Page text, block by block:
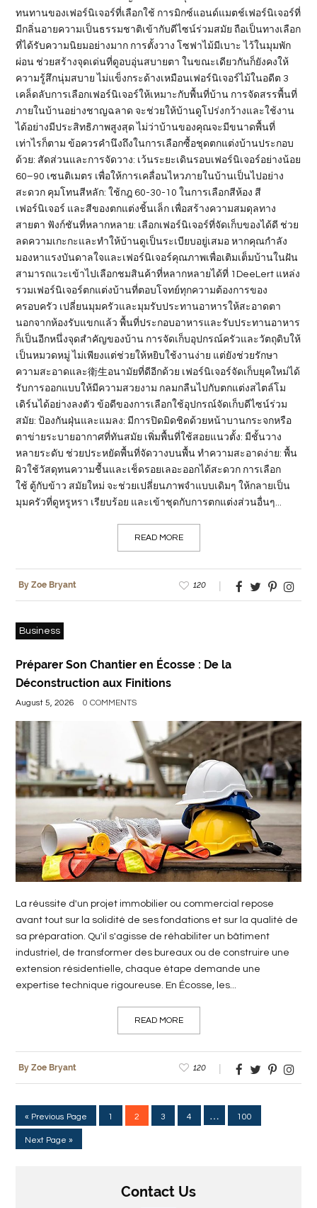
ทนทานของเฟอร์นิเจอร์ที่เลือกใช้ การมิกซ์แอนด์แมตช์เฟอร์นิเจอร์ที่
มีกลิ่นอายความเป็นธรรมชาติเข้ากับดีไซน์ร่วมสมัย ถือเป็นทางเลือก
ที่ได้รับความนิยมอย่างมาก การตั้งวาง โซฟาไม้มีเบาะ ไว้ในมุมพัก
ผ่อน ช่วยสร้างจุดเด่นที่ดูอบอุ่นสบายตา ในขณะเดียวกันก็ยังคงให้
ความรู้สึกนุ่มสบาย ไม่แข็งกระด้างเหมือนเฟอร์นิเจอร์ไม้ในอดีต 3
เคล็ดลับการเลือกเฟอร์นิเจอร์ให้เหมาะกับพื้นที่บ้าน การจัดสรรพื้นที่
ภายในบ้านอย่างชาญฉลาด จะช่วยให้บ้านดูโปร่งกว้างและใช้งาน
ได้อย่างมีประสิทธิภาพสูงสุด ไม่ว่าบ้านของคุณจะมีขนาดพื้นที่
เท่าไรก็ตาม ข้อควรคำนึงถึงในการเลือกซื้อชุดตกแต่งบ้านประกอบ
ด้วย: สัดส่วนและการจัดวาง: เว้นระยะเดินรอบเฟอร์นิเจอร์อย่างน้อย
60–90 เซนติเมตร เพื่อให้การเคลื่อนไหวภายในบ้านเป็นไปอย่าง
สะดวก คุมโทนสีหลัก: ใช้กฎ 60-30-10 ในการเลือกสีห้อง สี
เฟอร์นิเจอร์ และสีของตกแต่งชิ้นเล็ก เพื่อสร้างความสมดุลทาง
สายตา ฟังก์ชันที่หลากหลาย: เลือกเฟอร์นิเจอร์ที่จัดเก็บของได้ดี ช่วย
ลดความเกะกะและทำให้บ้านดูเป็นระเบียบอยู่เสมอ หากคุณกำลัง
มองหาแรงบันดาลใจและเฟอร์นิเจอร์คุณภาพเพื่อเติมเต็มบ้านในฝัน
สามารถแวะเข้าไปเลือกชมสินค้าที่หลากหลายได้ที่ 1DeeLert แหล่ง
รวมเฟอร์นิเจอร์ตกแต่งบ้านที่ตอบโจทย์ทุกความต้องการของ
ครอบครัว เปลี่ยนมุมครัวและมุมรับประทานอาหารให้สะอาดตา
นอกจากห้องรับแขกแล้ว พื้นที่ประกอบอาหารและรับประทานอาหาร
ก็เป็นอีกหนึ่งจุดสำคัญของบ้าน การจัดเก็บอุปกรณ์ครัวและวัตถุดิบให้
เป็นหมวดหมู่ ไม่เพียงแต่ช่วยให้หยิบใช้งานง่าย แต่ยังช่วยรักษา
ความสะอาดและ衛生อนามัยที่ดีอีกด้วย เฟอร์นิเจอร์จัดเก็บยุคใหม่ได้
รับการออกแบบให้มีความสวยงาม กลมกลืนไปกับตกแต่งสไตล์โม
เดิร์นได้อย่างลงตัว ข้อดีของการเลือกใช้อุปกรณ์จัดเก็บดีไซน์ร่วม
สมัย: ป้องกันฝุ่นและแมลง: มีการปิดมิดชิดด้วยหน้าบานกระจกหรือ
ตาข่ายระบายอากาศที่ทันสมัย เพิ่มพื้นที่ใช้สอยแนวตั้ง: มีชั้นวาง
หลายระดับ ช่วยประหยัดพื้นที่จัดวางบนพื้น ทำความสะอาดง่าย: พื้น
ผิวใช้วัสดุทนความชื้นและเช็ดรอยเลอะออกได้สะดวก การเลือก
ใช้ ตู้กับข้าว สมัยใหม่ จะช่วยเปลี่ยนภาพจำแบบเดิมๆ ให้กลายเป็น
มุมครัวที่ดูหรูหรา เรียบร้อย และเข้าชุดกับการตกแต่งส่วนอื่นๆ...
READ MORE
By Zoe Bryant 120
Business
Préparer Son Chantier en Écosse : De la
Déconstruction aux Finitions
August 5, 2026 0 COMMENTS
La réussite d'un projet immobilier ou commercial repose
avant tout sur la solidité de ses fondations et sur la qualité de
sa préparation. Qu'il s'agisse de réhabiliter un bâtiment
industriel, de transformer des bureaux ou de construire une
extension résidentielle, chaque étape demande une
expertise technique rigoureuse. En Écosse, les...
READ MORE
By Zoe Bryant 120
« Previous Page 1 2 3 4 … 100
Next Page »
Contact Us